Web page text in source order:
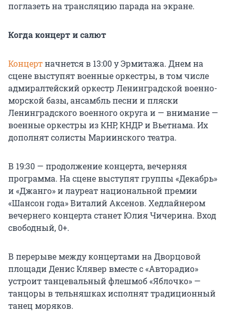
поглазеть на трансляцию парада на экране.
Когда концерт и салют
Концертначнется в 13:00 у Эрмитажа. Днем на
сцене выступят военные оркестры, в том числе
адмиралтейский оркестр Ленинградской военно-
морской базы, ансамбль песни и пляски
Ленинградского военного округа и — внимание —
военные оркестры из КНР, КНДР и Вьетнама. Их
дополнят солисты Мариинского театра.
В 19:30 — продолжение концерта, вечерняя
программа. На сцене выступят группы «Декабрь»
и «Джанго» и лауреат национальной премии
«Шансон года» Виталий Аксенов. Хедлайнером
вечернего концерта станет Юлия Чичерина. Вход
свободный, 0+.
В перерыве между концертами на Дворцовой
площади Денис Клявер вместе с «Авторадио»
устроит танцевальный флешмоб «Яблочко» —
танцоры в тельняшках исполнят традиционный
танец моряков.